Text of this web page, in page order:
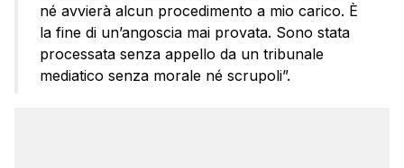
né avvierà alcun procedimento a mio carico. È
la fine di un’angoscia mai provata. Sono stata
processata senza appello da un tribunale
mediatico senza morale né scrupoli”.